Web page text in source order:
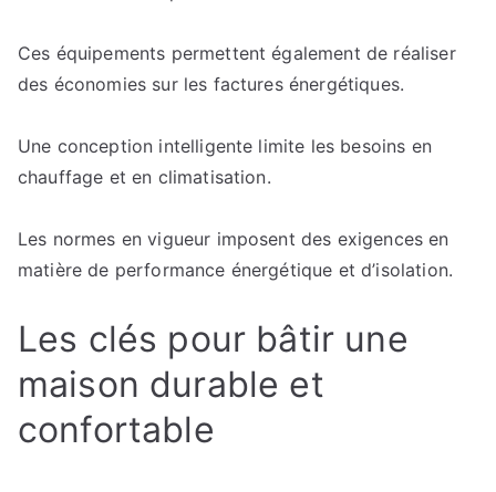
Ces équipements permettent également de réaliser
des économies sur les factures énergétiques.
Une conception intelligente limite les besoins en
chauffage et en climatisation.
Les normes en vigueur imposent des exigences en
matière de performance énergétique et d’isolation.
Les clés pour bâtir une
maison durable et
confortable